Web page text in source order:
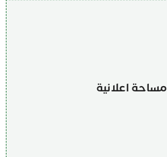
مساحة اعلانية